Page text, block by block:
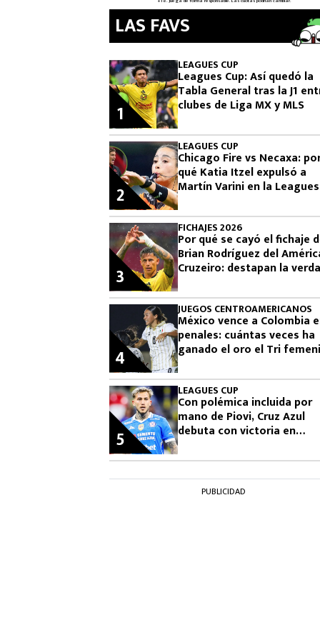
LAS FAVS
LEAGUES CUP
Leagues Cup: Así quedó la
Tabla General tras la J1
clubes de Liga MX y MLS
1
LEAGUES CUP
Chicago Fire vs Necaxa:
qué Katia Itzel expulsó a
Martín Varini en la Leagues
2
FICHAJES 2026
Por qué se cayó el fichaje
Brian Rodríguez del
Cruzeiro: destapan la
3
JUEGOS CENTROAMERICANOS
México vence a Colombia
penales: cuántas veces ha
ganado el oro el Tri
Centroamericanos
4
LEAGUES CUP
Con polémica incluida por
mano de Piovi, Cruz Azul
debuta con victoria en
jugar
5
PUBLICIDAD